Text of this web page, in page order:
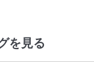
を見る